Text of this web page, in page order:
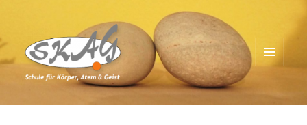
Schule für Körper, Atem & Geist